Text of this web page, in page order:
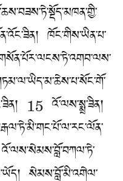
ཁོང་གིས་ཡིན་པ་
15 འོ་ལས་སྨྲ་ཟིན།